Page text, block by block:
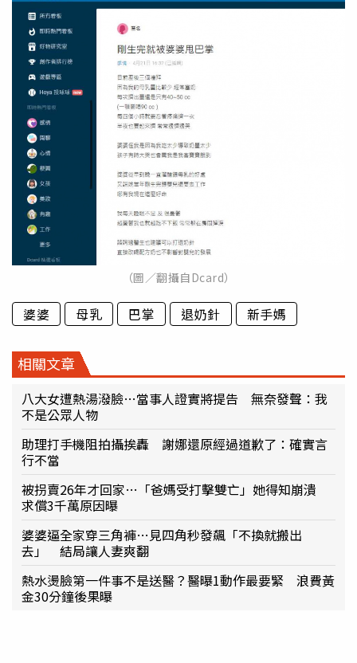
（圖／翻攝自Dcard）
婆婆 母乳 巴掌 退奶針 新手媽
相關文章
八大女遭熱湯潑臉…當事人證實將提告 無奈發聲：我
不是公眾人物
助理打手機阻拍攝挨轟 謝娜還原經過道歉了：確實言
行不當
被拐賣26年才回家…「爸媽受打擊雙亡」她得知崩潰
求償3千萬原因曝
婆婆逼全家穿三角褲…見四角秒發飆「不換就搬出
去」 結局讓人妻爽翻
熱水燙臉第一件事不是送醫？醫曝1動作最要緊 浪費黃
金30分鐘後果曝